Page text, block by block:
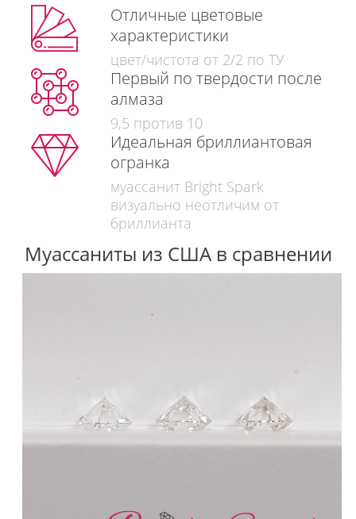
Отличные цветовые
характеристики
цвет/чистота от 2/2 по ТУ
Первый по твердости после
алмаза
9,5 против 10
Идеальная бриллиантовая
огранка
муассанит Bright Spark
визуально неотличим от
бриллианта
Муассаниты из США в сравнении